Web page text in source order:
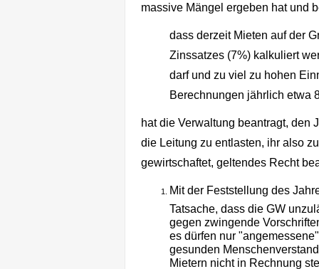
massive Mängel ergeben hat und
dass derzeit Mieten auf der
Zinssatzes (7%) kalkuliert
darf und zu viel zu hohen
Berechnungen jährlich etwa
hat die Verwaltung beantragt, den
die Leitung zu entlasten, ihr also
gewirtschaftet, geltendes Recht
Mit der Feststellung des
Tatsache, dass die GW
gegen zwingende
es dürfen nur
gesunden
Mietern nicht in Rechnung